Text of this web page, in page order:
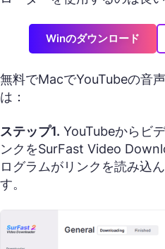
Winのダウンロード
無料でMacでYouTubeの音
は：
ステップ1. YouTubeからビ
ンクをSurFast Video
ログラムがリンクを読み込
す。